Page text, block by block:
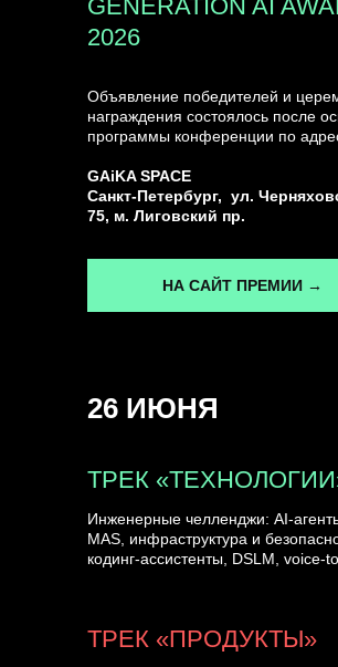
Объявление победителей и
награждения состоялось после
программы конференции по
GAiKA SPACE
Санкт-Петербург, ул.
75, м. Лиговский пр.
GENERATION AI
2026
26 ИЮНЯ
ТРЕК «ПРОДУКТЫ»
Инженерные челленджи: AI-
MAS, инфраструктура и
кодинг-ассистенты, DSLM, voice-
ТРЕК
НА САЙТ ПРЕМИИ →